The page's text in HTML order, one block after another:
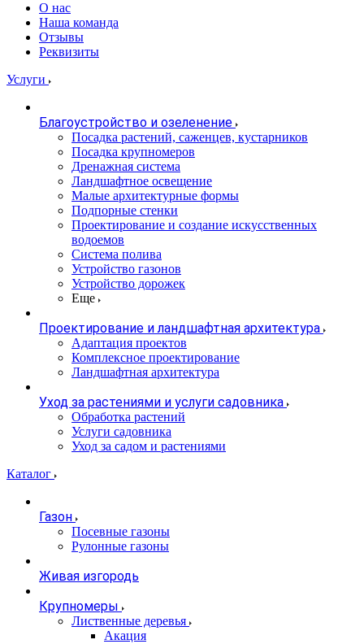
О нас
Наша команда
Отзывы
Реквизиты
Услуги
Благоустройство и озеленение
Посадка растений, саженцев, кустарников
Посадка крупномеров
Дренажная система
Ландшафтное освещение
Малые архитектурные формы
Подпорные стенки
Проектирование и создание искусственных
водоемов
Система полива
Устройство газонов
Устройство дорожек
Еще
Проектирование и ландшафтная архитектура
Адаптация проектов
Комплексное проектирование
Ландшафтная архитектура
Уход за растениями и услуги садовника
Обработка растений
Услуги садовника
Уход за садом и растениями
Каталог
Газон
Посевные газоны
Рулонные газоны
Живая изгородь
Крупномеры
Лиственные деревья
Акация